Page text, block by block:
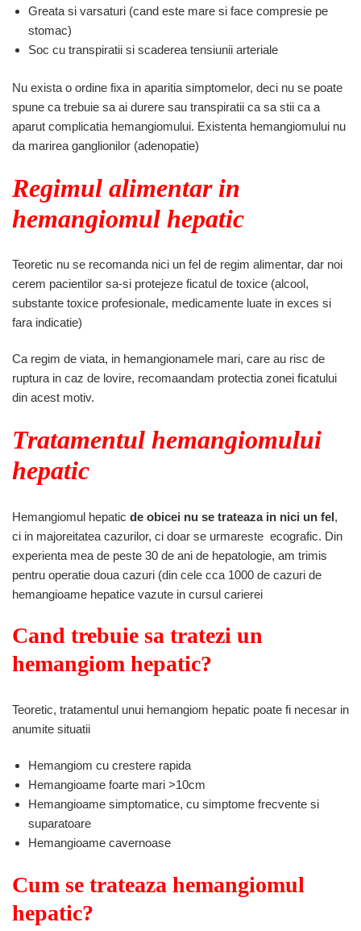
Greata si varsaturi (cand este mare si face compresie pe
stomac)
Soc cu transpiratii si scaderea tensiunii arteriale
Nu exista o ordine fixa in aparitia simptomelor, deci nu se poate
spune ca trebuie sa ai durere sau transpiratii ca sa stii ca a
aparut complicatia hemangiomului. Existenta hemangiomului nu
da marirea ganglionilor (adenopatie)
Regimul alimentar in
hemangiomul hepatic
Teoretic nu se recomanda nici un fel de regim alimentar, dar noi
cerem pacientilor sa-si protejeze ficatul de toxice (alcool,
substante toxice profesionale, medicamente luate in exces si
fara indicatie)
Ca regim de viata, in hemangionamele mari, care au risc de
ruptura in caz de lovire, recomaandam protectia zonei ficatului
din acest motiv.
Tratamentul hemangiomului
hepatic
Hemangiomul hepatic de obicei nu se trateaza in nici un fel,
ci in majoreitatea cazurilor, ci doar se urmareste ecografic. Din
experienta mea de peste 30 de ani de hepatologie, am trimis
pentru operatie doua cazuri (din cele cca 1000 de cazuri de
hemangioame hepatice vazute in cursul carierei
Cand trebuie sa tratezi un
hemangiom hepatic?
Teoretic, tratamentul unui hemangiom hepatic poate fi necesar in
anumite situatii
Hemangiom cu crestere rapida
Hemangioame foarte mari >10cm
Hemangioame simptomatice, cu simptome frecvente si
suparatoare
Hemangioame cavernoase
Cum se trateaza hemangiomul
hepatic?